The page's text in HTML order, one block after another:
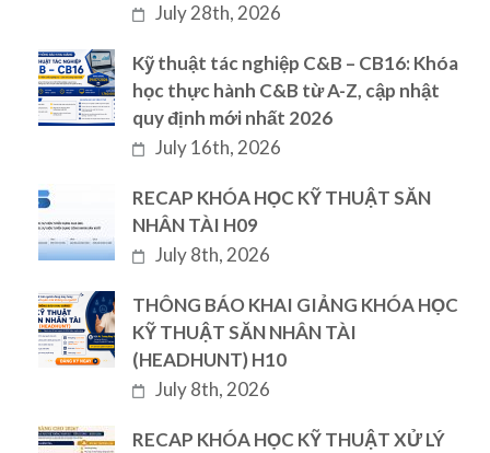
July 28th, 2026
Kỹ thuật tác nghiệp C&B – CB16: Khóa
học thực hành C&B từ A-Z, cập nhật
quy định mới nhất 2026
July 16th, 2026
RECAP KHÓA HỌC KỸ THUẬT SĂN
NHÂN TÀI H09
July 8th, 2026
THÔNG BÁO KHAI GIẢNG KHÓA HỌC
KỸ THUẬT SĂN NHÂN TÀI
(HEADHUNT) H10
July 8th, 2026
RECAP KHÓA HỌC KỸ THUẬT XỬ LÝ